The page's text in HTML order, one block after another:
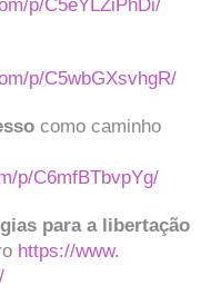
p/C5eYLZiPhDi/
p/C5wbGXsvhgR/
como caminho
p/C6mfBTbvpYg/
para a libertação
https://www.